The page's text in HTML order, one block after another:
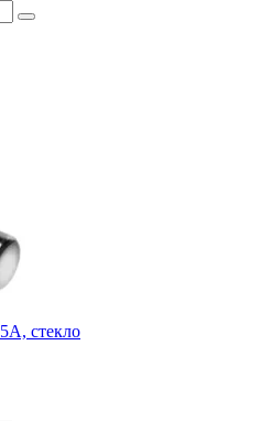
стекло